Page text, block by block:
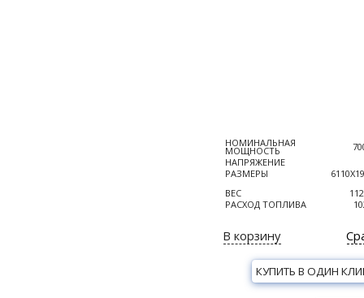
НОМИНАЛЬНАЯ
МОЩНОСТЬ
НАПРЯЖЕНИЕ
РАЗМЕРЫ
ВЕС
РАСХОД ТОПЛИВА
В корзину
КУПИТЬ В ОДИН